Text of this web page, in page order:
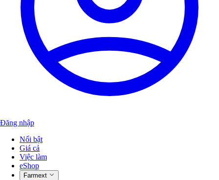
Đăng nhập
Nổi bật
Giá cả
Việc làm
eShop
Farmext